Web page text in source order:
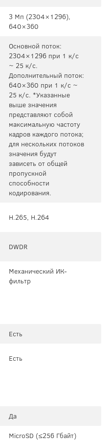
3 Мп (2304×1296),
640×360
Основной поток:
2304×1296 при 1 к/с
~ 25 к/с.
Дополнительный поток:
640×360 при 1 к/с ~
25 к/с. *Указанные
выше значения
представляют собой
максимальную частоту
кадров каждого потока;
для нескольких потоков
значения будут
зависеть от общей
пропускной
способности
кодирования.
H.265, H.264
DWDR
Механический ИК-
фильтр
Есть
Есть
Да
MicroSD (≤256 Гбайт)